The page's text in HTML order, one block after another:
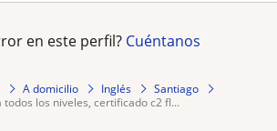
en este perfil? Cuéntanos
A domicilio Inglés
Santiago
todos los niveles, certificado c2 fl...